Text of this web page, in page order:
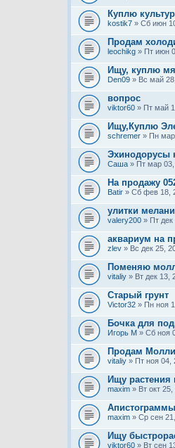
Куплю
kostik7 » Сб июн
Продам
leochikg » Пт июн
Ищу, куплю
Den09 » Вс май
вопрос
viktor60 » Пт май
Ищу,Куплю
schremer » Пн
Эхинодорусы
Саша » Пт мар
На продажу
Batir » Сб фев 18,
улитки
valery200 » Пт
аквариум на
zlev » Вс дек 25,
Поменяю
vitaliy » Вт дек 13,
Старый грунт
Victor32 » Пн ноя
Бочка для
Игорь М » Сб ноя
Продам
vitaliy » Пт ноя 04,
Ищу растения
maxim » Вт окт
maxim » Ср сен
Ищу
viktor60 » Вт сен